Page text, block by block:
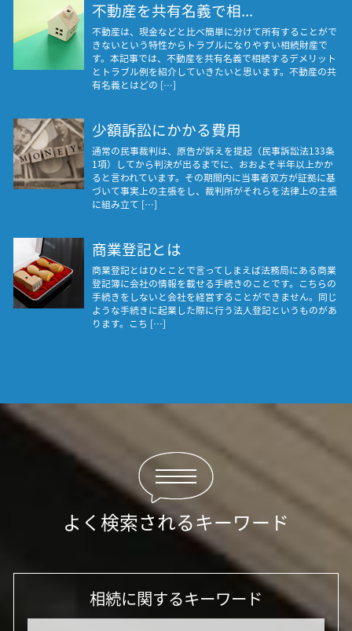
不動産を共有名義で相...
不動産は、現金などと比べ簡単に分けて所有することがで
きないという特性からトラブルになりやすい相続財産で
す。本記事では、不動産を共有名義で相続するデメリット
とトラブル例を紹介していきたいと思います。不動産の共
有名義とはどの […]
少額訴訟にかかる費用
通常の民事裁判は、原告が訴えを提起（民事訴訟法133条
1項）してから判決が出るまでに、おおよそ半年以上かか
ると言われています。その期間内に当事者双方が証拠に基
づいて事実上の主張をし、裁判所がそれらを法律上の主張
に組み立て […]
商業登記とは
商業登記とはひとことで言ってしまえば法務局にある商業
登記簿に会社の情報を載せる手続きのことです。こちらの
手続きをしないと会社を経営することができません。同じ
ような手続きに起業した際に行う法人登記というものがあ
ります。こち […]
よく検索されるキーワード
相続に関するキーワード